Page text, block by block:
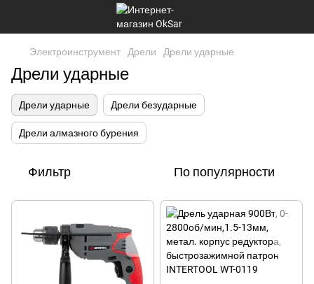
Электроинструмент Дрели Дрели ударные
Дрели ударные
Дрели ударные Дрели безударные
Дрели алмазного бурения
Фильтр По популярности